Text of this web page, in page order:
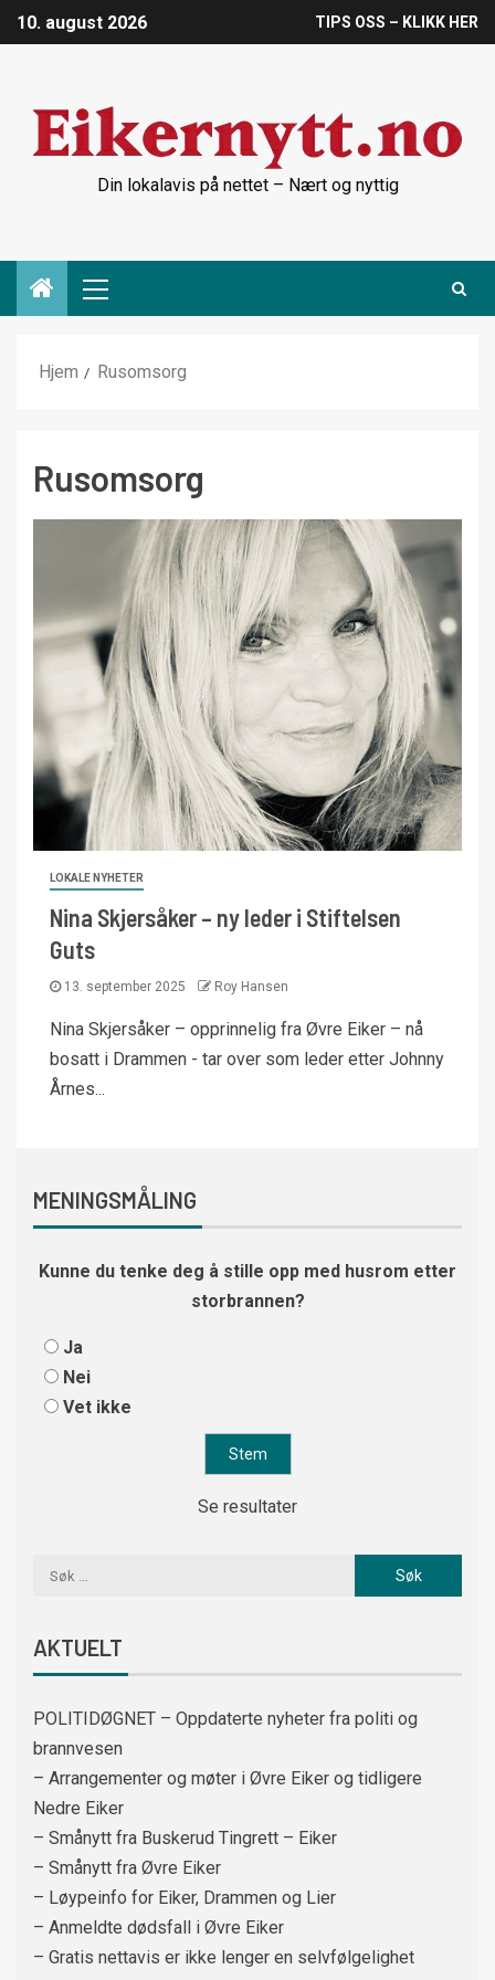
10. august 2026 TIPS OSS – KLIKK HER
Din lokalavis på nettet – Nært og nyttig
Hjem Rusomsorg
Rusomsorg
LOKALE NYHETER
Nina Skjersåker – ny leder i Stiftelsen
Guts
13. september 2025 Roy Hansen
Nina Skjersåker – opprinnelig fra Øvre Eiker – nå
bosatt i Drammen - tar over som leder etter Johnny
Årnes...
MENINGSMÅLING
Kunne du tenke deg å stille opp med husrom etter
storbrannen?
Ja
Nei
Vet ikke
Se resultater
AKTUELT
POLITIDØGNET – Oppdaterte nyheter fra politi og
brannvesen
– Arrangementer og møter i Øvre Eiker og tidligere
Nedre Eiker
– Smånytt fra Buskerud Tingrett – Eiker
– Smånytt fra Øvre Eiker
– Løypeinfo for Eiker, Drammen og Lier
– Anmeldte dødsfall i Øvre Eiker
– Gratis nettavis er ikke lenger en selvfølgelighet